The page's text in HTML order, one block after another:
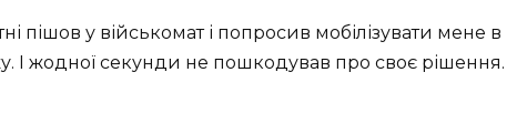
пішов у військомат і попросив мобілізувати мене в
І жодної секунди не пошкодував про своє рішення.